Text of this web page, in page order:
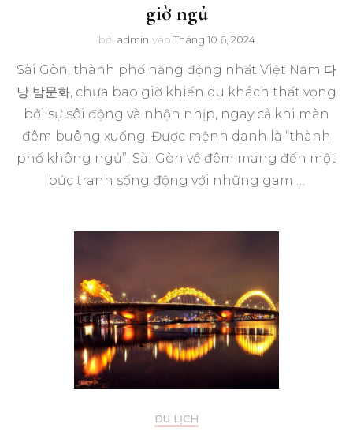
giờ ngủ
bởi admin vào Tháng 10 6, 2024
Sài Gòn, thành phố năng động nhất Việt Nam 다
낭 밤문화, chưa bao giờ khiến du khách thất vọng
bởi sự sôi động và nhộn nhịp, ngay cả khi màn
đêm buông xuống. Được mệnh danh là “thành
phố không ngủ”, Sài Gòn về đêm mang đến một
bức tranh sống động với những gam …
DU LỊCH